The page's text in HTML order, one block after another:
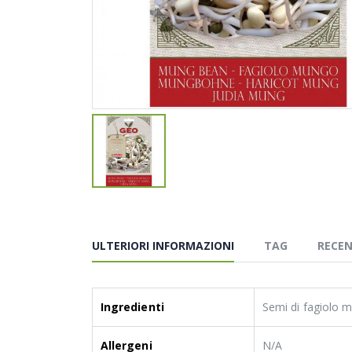
ULTERIORI INFORMAZIONI TAG
Ingredienti Semi di fagiolo
Allergeni N/A